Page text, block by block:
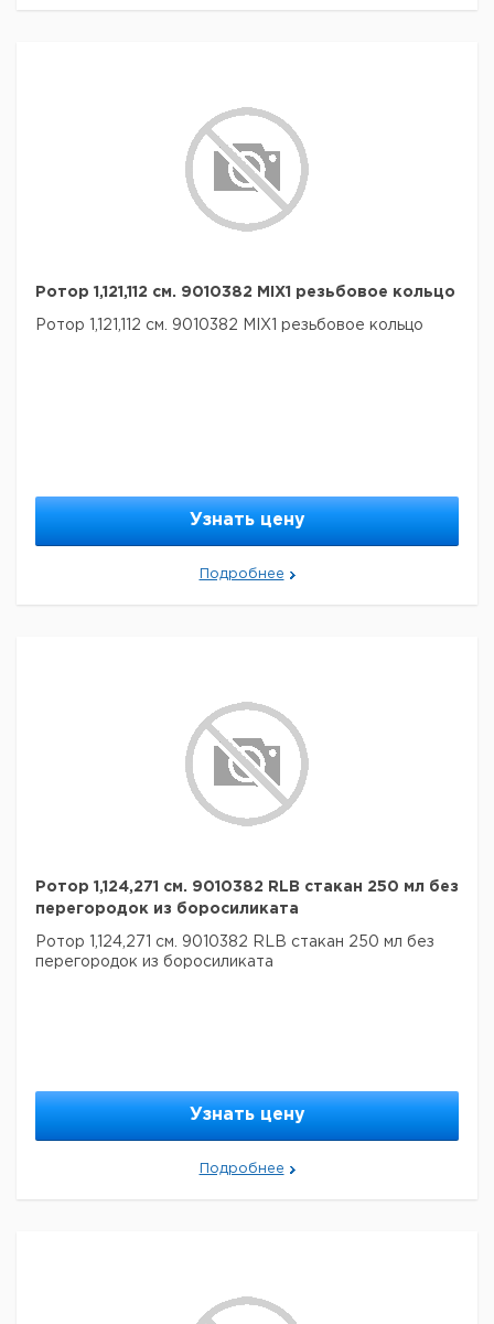
Ротор 1,121,112 см. 9010382 MIX1 резьбовое кольцо
Ротор 1,121,112 см. 9010382 MIX1 резьбовое кольцо
Узнать цену
Подробнее
Ротор 1,124,271 см. 9010382 RLB стакан 250 мл без
перегородок из боросиликата
Ротор 1,124,271 см. 9010382 RLB стакан 250 мл без
перегородок из боросиликата
Узнать цену
Подробнее